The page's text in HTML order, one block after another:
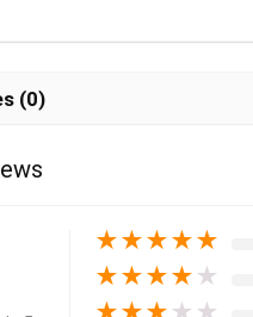
(0)
★★★★★
★★★★ ★